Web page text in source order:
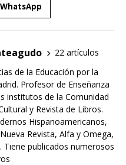
WhatsApp
22 artículos
de la Educación por la
Profesor de Enseñanza
institutos de la Comunidad
y Revista de Libros.
Hispanoamericanos,
Revista, Alfa y Omega,
Tiene publicados numerosos